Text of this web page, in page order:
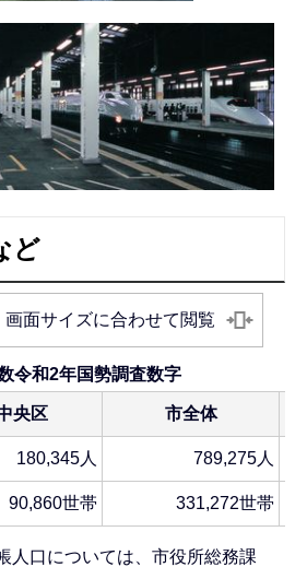
ど
画面サイズに合わせて閲覧
令和2年国勢調査数字
央区 市全体
180,345人 789,275人
90,860世帯 331,272世帯
人口については、市役所総務課